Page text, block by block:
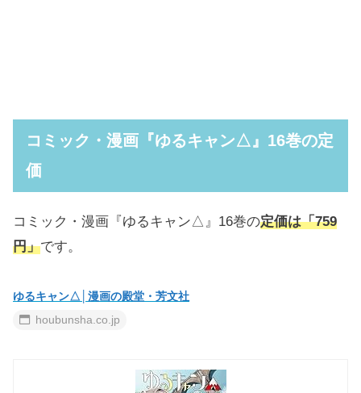
コミック・漫画『ゆるキャン△』16巻の定
価
コミック・漫画『ゆるキャン△』16巻の定価は「759
円」です。
ゆるキャン△│漫画の殿堂・芳文社
houbunsha.co.jp